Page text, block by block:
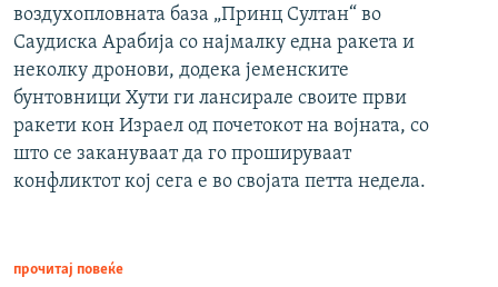
воздухопловната база „Принц Султан“ во
Саудиска Арабија со најмалку една ракета и
неколку дронови, додека јеменските
бунтовници Хути ги лансирале своите први
ракети кон Израел од почетокот на војната, со
што се закануваат да го прошируваат
конфликтот кој сега е во својата петта недела.
прочитај повеќе